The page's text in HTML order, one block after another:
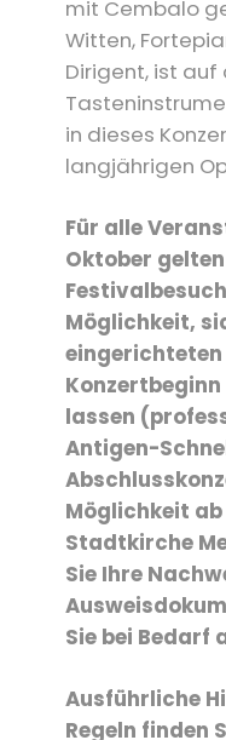
mit Cembalo
Witten,
Dirigent, ist
in dieses
langjährigen
Für alle
Oktober
Möglichkeit,
eingerichteten
lassen
Antigen-
Möglichkeit ab
Stadtkirche
Sie Ihre
Sie bei Bedarf
Ausführliche
Regeln finden